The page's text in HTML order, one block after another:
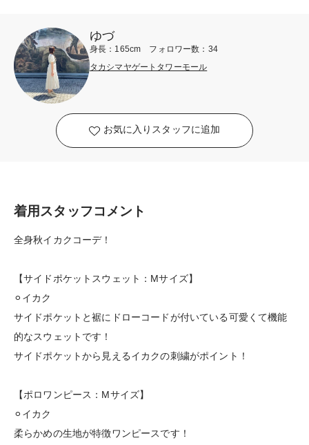
ゆづ
身長：165cm フォロワー数：34
タカシマヤゲートタワーモール
お気に入りスタッフに追加
着用スタッフコメント
全身秋イカクコーデ！
【サイドポケットスウェット：Mサイズ】
⚪︎イカク
サイドポケットと裾にドローコードが付いている可愛くて機能
的なスウェットです！
サイドポケットから見えるイカクの刺繍がポイント！
【ポロワンピース：Mサイズ】
⚪︎イカク
柔らかめの生地が特徴ワンピースです！